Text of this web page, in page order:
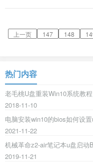
上一页 147 148
热门内容
老毛桃U盘重装Win10系统教程
2018-11-10
电脑安装win10的bios如何设
2021-11-22
机械革命z2-air笔记本u盘启动
2019-11-21